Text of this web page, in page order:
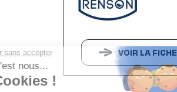
VOIR LA FICHE